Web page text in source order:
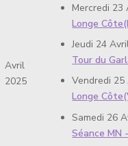
Avril
2025
Mercredi 23
Longe
Jeudi 24
Tour du
Vendredi
Longe
Samedi 26
Séance MN